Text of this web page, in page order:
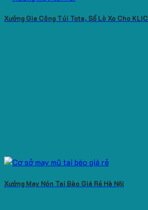
Xưởng Gia Công Túi Tote, Sổ Lò Xo Cho KLIC
Xưởng May Nón Tai Bèo Giá Rẻ Hà Nội